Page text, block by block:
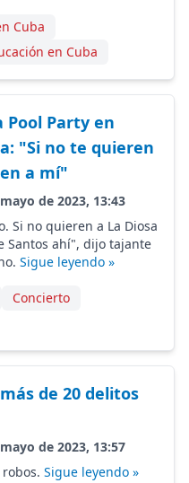
Cuba
en Cuba
Pool Party en
"Si no te quieren
a mí"
de 2023, 13:43
Si no quieren a La Diosa
Santos ahí", dijo tajante
Sigue leyendo »
Concierto
de 20 delitos
de 2023, 13:57
Sigue leyendo »